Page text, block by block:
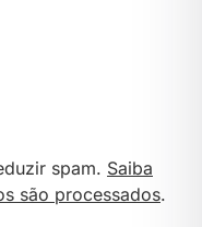
spam. Saiba
são processados.